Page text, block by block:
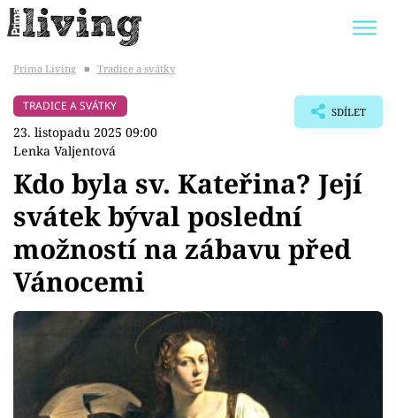
BYDLENÍ SLAVNÝCH
Témata
Bydlení
Zahrada
Design
Sledujte prima+
Prima Living ■ Tradice a svátky
TRADICE A SVÁTKY
23. listopadu 2025 09:00
Lenka Valjentová
SDÍLET
Kdo byla sv. Kateřina? Její
svátek býval poslední
možností na zábavu před
Vánocemi